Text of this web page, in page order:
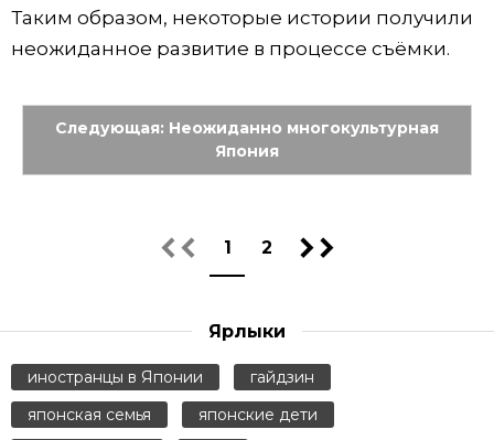
Таким образом, некоторые истории получили
неожиданное развитие в процессе съёмки.
Следующая: Неожиданно многокультурная
Япония
1 2
Ярлыки
иностранцы в Японии
гайдзин
японская семья
японские дети